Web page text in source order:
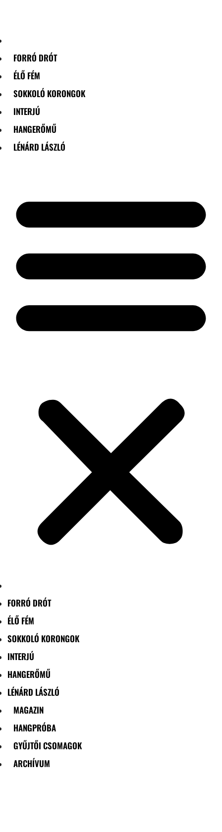
FORRÓ DRÓT
ÉLŐ FÉM
SOKKOLÓ KORONGOK
INTERJÚ
HANGERŐMŰ
LÉNÁRD LÁSZLÓ
FORRÓ DRÓT
ÉLŐ FÉM
SOKKOLÓ KORONGOK
INTERJÚ
HANGERŐMŰ
LÉNÁRD LÁSZLÓ
MAGAZIN
HANGPRÓBA
GYŰJTŐI CSOMAGOK
ARCHÍVUM